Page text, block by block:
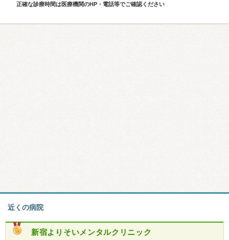
正確な診療時間は医療機関のHP・電話等でご確認ください
近くの病院
新宿よりそいメンタルクリニック